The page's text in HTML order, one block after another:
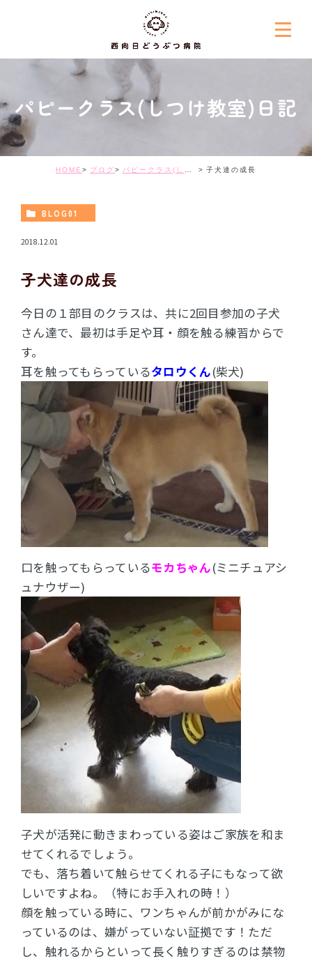
パピークラス(しつけ教室)日記
HOME ブログ パピークラス(しつけ教室)日記 子犬達の成長
BLOG01
2018.12.01
子犬達の成長
今日の１部目のクラスは、共に2回目参加の子犬
さん達で、最初は手足や耳・顔を触る練習からで
す。
耳を触ってもらっているタロウくん(柴犬)
口を触ってもらっているモカちゃん(ミニチュアシ
ュナウザー)
子犬が活発に動きまわっている姿はご家族を和ま
せてくれるでしょう。
でも、落ち着いて触らせてくれる子にもなって欲
しいですよね。（特にお手入れの時！）
顔を触っている時に、ワンちゃんが前かがみにな
っているのは、嫌がっていない証拠です！ただ
し、触れるからといって長く触りすぎるのは禁物